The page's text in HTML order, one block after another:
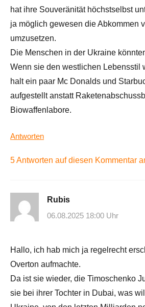
hat ihre Souveränität höchstselbst
ja möglich gewesen die Abkommen
umzusetzen.
Die Menschen in der Ukraine
Wenn sie den westlichen Lebensstil
halt ein paar Mc Donalds und
aufgestellt anstatt
Biowaffenlabore.
Antworten
5 Antworten auf diesen Kommentar
Rubis
06.08.2025 18:00 Uhr
Hallo, ich hab mich ja regelrecht
Overton aufmachte.
Da ist sie wieder, die Timoschenko
sie bei ihrer Tochter in Dubai, was